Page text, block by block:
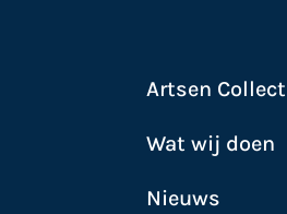
Artsen
Wat wij doen
Nieuws